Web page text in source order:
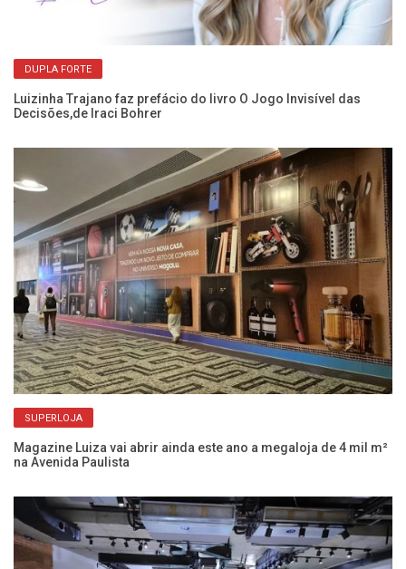
DUPLA FORTE
Luizinha Trajano faz prefácio do livro O Jogo Invisível das
Decisões,de Iraci Bohrer
SUPERLOJA
Magazine Luiza vai abrir ainda este ano a megaloja de 4 mil m²
na Avenida Paulista